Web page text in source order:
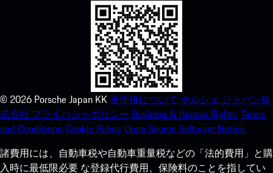
© 2026 Porsche Japan KK著作権について ポルシェ ジャパン株
式会社 プライバシーポリシー Business & Human Rights.Terms
and Conditions.Cookie Policy.Open Source Software Notice.
諸費用には、自動車税や自動車重量税などの「法的費用」と購
入時に最低限必要 な登録代行費用、保険料のことを指してい